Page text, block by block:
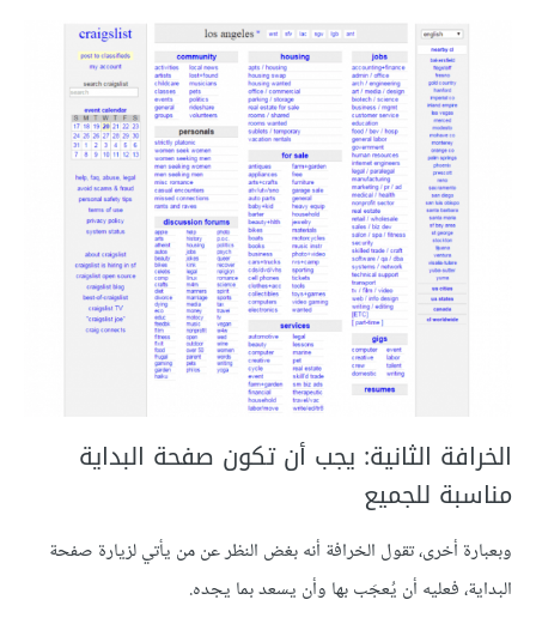
الخرافة الثانية: يجب أن تكون صفحة البداية
مناسبة للجميع
وبعبارة أخرى، تقول الخرافة أنه بغض النظر عن من يأتي لزيارة صفحة
البداية، فعليه أن يُعجَب بها وأن يسعد بما يجده.